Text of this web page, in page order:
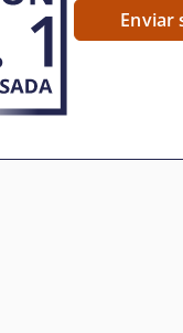
Enviar